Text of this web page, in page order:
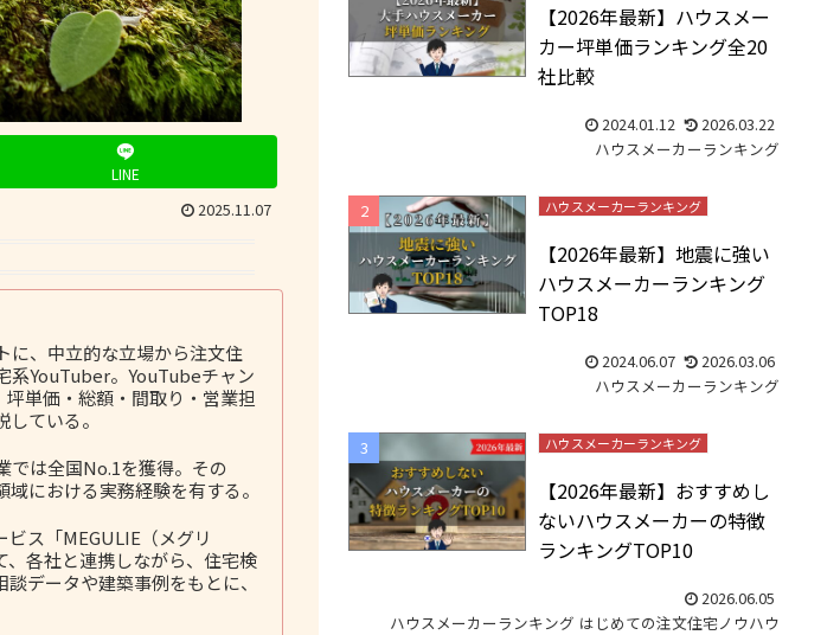
LINE
2025.11.07
に、中立的な立場から注文住
系YouTuber。YouTubeチャン
単価・総額・間取り・営業担
ている。
では全国No.1を獲得。その
における実務経験を有する。
ス「MEGULIE（メグリ
各社と連携しながら、住宅検
データや建築事例をもとに、
【2026年最新】ハウスメー
カー坪単価ランキング全20
社比較
2024.01.12
2026.03.22
ハウスメーカーランキング
ハウスメーカーランキング
【2026年最新】地震に強い
ハウスメーカーランキング
TOP18
2024.06.07
2026.03.06
ハウスメーカーランキング
ハウスメーカーランキング
【2026年最新】おすすめし
ないハウスメーカーの特徴
ランキングTOP10
2026.06.05
ハウスメーカーランキング はじめての注文住宅ノウハウ